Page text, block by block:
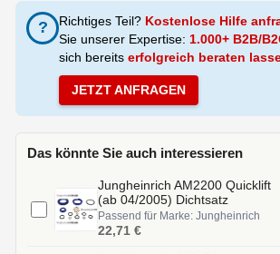
? Richtiges Teil? Kostenlose Hilfe
Sie unserer Expertise: 1.000+ B2B/
sich bereits erfolgreich beraten
JETZT ANFRAGEN
Das könnte Sie auch interessieren
Jungheinrich AM2200 Quicklift
(ab 04/2005) Dichtsatz
Passend für Marke: Jungheinrich
22,71 €